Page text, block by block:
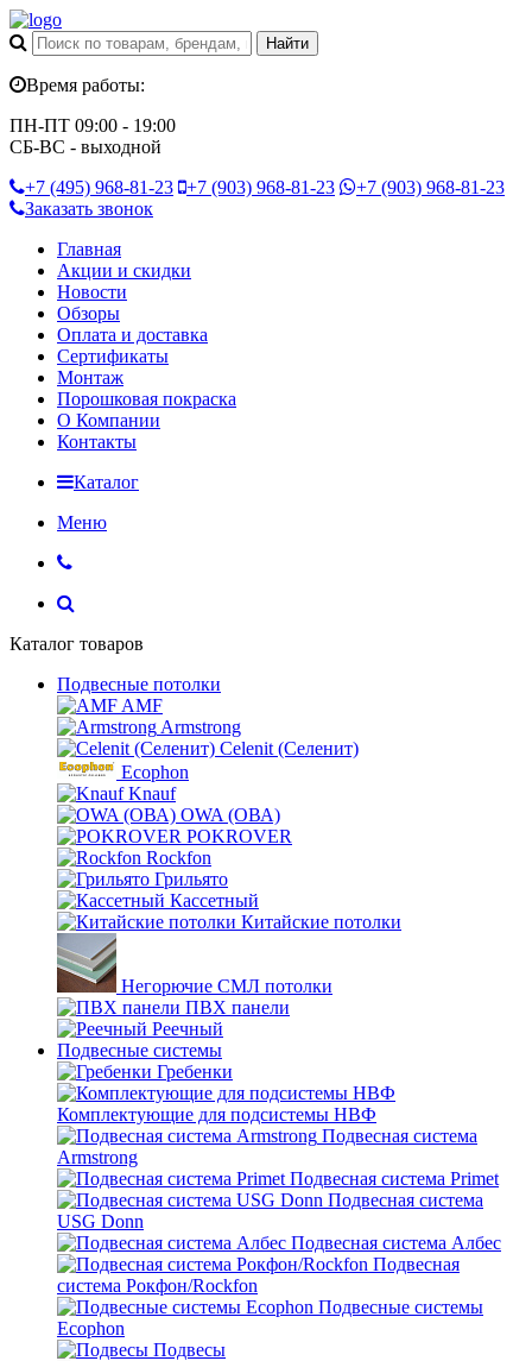
Время работы:
ПН-ПТ 09:00 - 19:00
СБ-ВС - выходной
+7 (495) 968-81-23 +7 (903) 968-81-23 +7 (903) 968-81-23
Заказать звонок
Главная
Акции и скидки
Новости
Обзоры
Оплата и доставка
Сертификаты
Монтаж
Порошковая покраска
О Компании
Контакты
Каталог
Меню
Каталог товаров
Подвесные потолки
AMF
Armstrong
Celenit (Селенит)
Ecophon
Knauf
OWA (ОВА)
POKROVER
Rockfon
Грильято
Кассетный
Китайские потолки
Негорючие СМЛ потолки
ПВХ панели
Реечный
Подвесные системы
Гребенки
Комплектующие для подсистемы НВФ
Подвесная система
Armstrong
Подвесная система Primet
Подвесная система
USG Donn
Подвесная система Албес
Подвесная
система Рокфон/Rockfon
Подвесные системы
Ecophon
Подвесы